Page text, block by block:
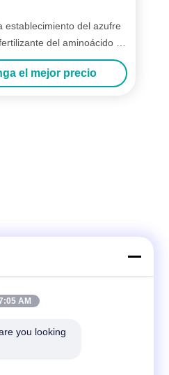
establecimiento del azufre
del aminoácido de
Tabacco
el mejor precio
AM
you looking